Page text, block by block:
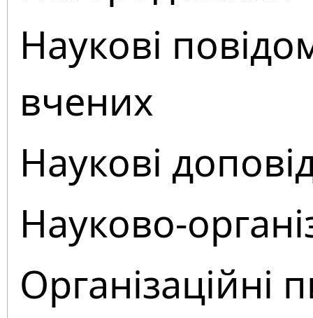
Наукові
вчених
Наукові
Науково-
Організаційні